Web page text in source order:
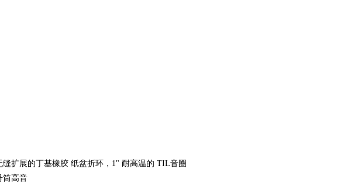
扩展的丁基橡胶 纸盆折环，1" 耐高温的 TIL音圈
筒高音